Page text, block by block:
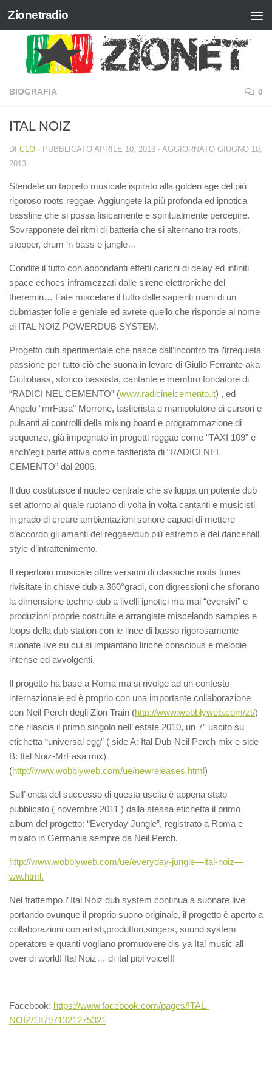
Salta al contenuto
Zionetradio
BIOGRAFIA 0
ITAL NOIZ
DI CLO · PUBBLICATO APRILE 10, 2013 · AGGIORNATO GIUGNO 10,
2013
Stendete un tappeto musicale ispirato alla golden age del più
rigoroso roots reggae. Aggiungete la più profonda ed ipnotica
bassline che si possa fisicamente e spiritualmente percepire.
Sovrapponete dei ritmi di batteria che si alternano tra roots,
stepper, drum ‘n bass e jungle…
Condite il tutto con abbondanti effetti carichi di delay ed infiniti
space echoes inframezzati dalle sirene elettroniche del
theremin… Fate miscelare il tutto dalle sapienti mani di un
dubmaster folle e geniale ed avrete quello che risponde al nome
di ITAL NOIZ POWERDUB SYSTEM.
Progetto dub sperimentale che nasce dall’incontro tra l’irrequieta
passione per tutto ciò che suona in levare di Giulio Ferrante aka
Giuliobass, storico bassista, cantante e membro fondatore di
“RADICI NEL CEMENTO” (www.radicinelcemento.it) , ed
Angelo “mrFasa” Morrone, tastierista e manipolatore di cursori e
pulsanti ai controlli della mixing board e programmazione di
sequenze, già impegnato in progetti reggae come “TAXI 109” e
anch’egli parte attiva come tastierista di “RADICI NEL
CEMENTO” dal 2006.
Il duo costituisce il nucleo centrale che sviluppa un potente dub
set attorno al quale ruotano di volta in volta cantanti e musicisti
in grado di creare ambientazioni sonore capaci di mettere
d’accordo gli amanti del reggae/dub più estremo e del dancehall
style d’intrattenimento.
Il repertorio musicale offre versioni di classiche roots tunes
rivisitate in chiave dub a 360°gradi, con digressioni che sfiorano
la dimensione techno-dub a livelli ipnotici ma mai “eversivi” e
produzioni proprie costruite e arrangiate miscelando samples e
loops della dub station con le linee di basso rigorosamente
suonate live su cui si impiantano liriche conscious e melodie
intense ed avvolgenti.
Il progetto ha base a Roma ma si rivolge ad un contesto
internazionale ed è proprio con una importante collaborazione
con Neil Perch degli Zion Train (http://www.wobblyweb.com/zt/)
che rilascia il primo singolo nell’ estate 2010, un 7” uscito su
etichetta “universal egg” ( side A: Ital Dub-Neil Perch mix e side
B: Ital Noiz-MrFasa mix)
(http://www.wobblyweb.com/ue/newreleases.html)
Sull’ onda del successo di questa uscita è appena stato
pubblicato ( novembre 2011 ) dalla stessa etichetta il primo
album del progetto: “Everyday Jungle”, registrato a Roma e
mixato in Germania sempre da Neil Perch.
http://www.wobblyweb.com/ue/everyday-jungle—ital-noiz—
ww.html.
Nel frattempo l’ Ital Noiz dub system continua a suonare live
portando ovunque il proprio suono originale, il progetto è aperto a
collaborazioni con artisti,produttori,singers, sound system
operators e quanti vogliano promuovere dis ya Ital music all
over di world! Ital Noiz… di ital pipl voice!!!
Facebook: https://www.facebook.com/pages/ITAL-
NOIZ/187971321275321